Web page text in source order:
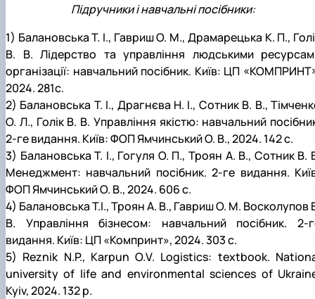
Підручники і навчальні посібники:
1) Балановська Т. І., Гавриш О. М., Драмарецька К. П.,
В. В. Лідерство та управління людськими
організації: навчальний посібник. Київ: ЦП
2024. 281с.
2) Балановська Т. І., Драгнєва Н. І., Сотник В. В.,
О. Л., Голік В. В. Управління якістю: навчальний
2-ге видання. Київ: ФОП Ямчинський О. В., 2024. 142 с.
3) Балановська Т. І., Гогуля О. П., Троян А. В., Сотник В.
Менеджмент: навчальний посібник. 2-ге видання.
ФОП Ямчинський О. В., 2024. 606 с.
4) Балановська Т.І., Троян А. В., Гавриш О. М. Восколупов
В. Управління бізнесом: навчальний посібник. 2-
видання. Київ: ЦП «Компринт», 2024. 303 с.
5) Reznik N.P., Karpun O.V. Logistics: textbook.
university of life and environmental sciences of
Kyiv, 2024. 132 p.